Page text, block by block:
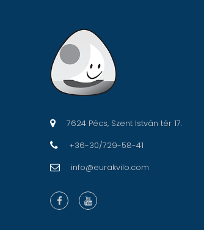
7624 Pécs, Szent István tér 17.
+36-30/729-58-41
info@eurakvilo.com